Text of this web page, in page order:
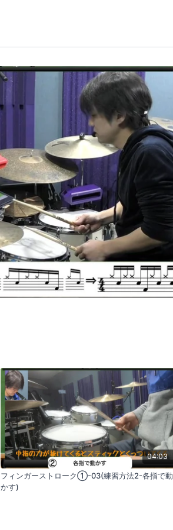
04:03
フィンガーストローク①-03(練習方法2-各指で動
かす)